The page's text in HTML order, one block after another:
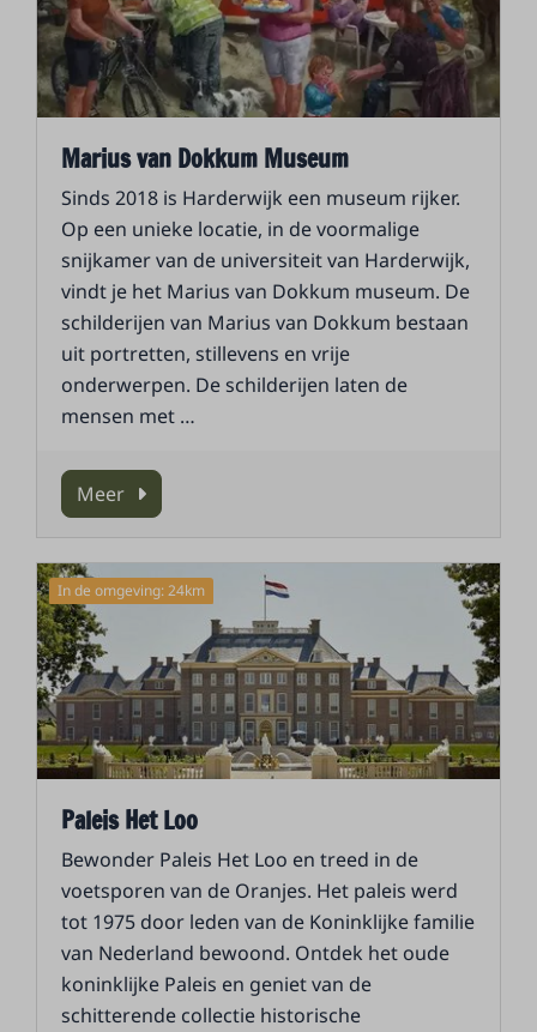
Marius van Dokkum Museum
Sinds 2018 is Harderwijk een museum rijker.
Op een unieke locatie, in de voormalige
snijkamer van de universiteit van Harderwijk,
vindt je het Marius van Dokkum museum. De
schilderijen van Marius van Dokkum bestaan
uit portretten, stillevens en vrije
onderwerpen. De schilderijen laten de
mensen met …
Meer
In de omgeving: 24km
Paleis Het Loo
Bewonder Paleis Het Loo en treed in de
voetsporen van de Oranjes. Het paleis werd
tot 1975 door leden van de Koninklijke familie
van Nederland bewoond. Ontdek het oude
koninklijke Paleis en geniet van de
schitterende collectie historische